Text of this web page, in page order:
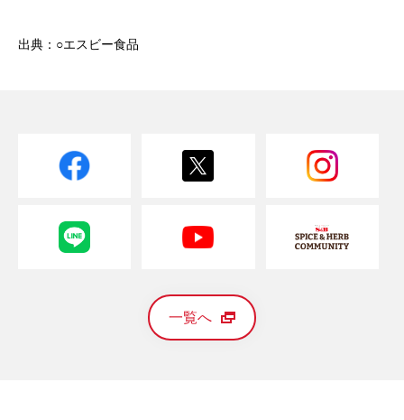
出典：○エスビー食品
一覧へ